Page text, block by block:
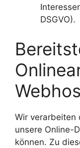
DSGVO).
Wir verarbeiten
unsere Online-
können. Zu